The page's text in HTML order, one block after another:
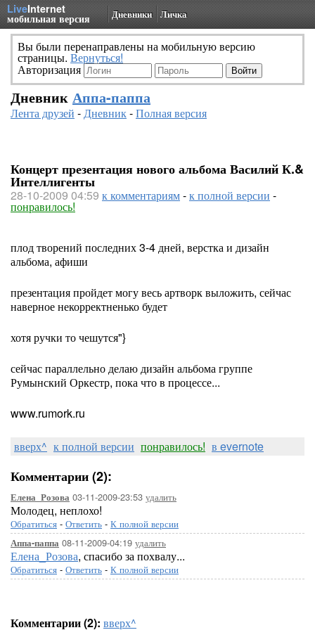
LiveInternet
мобильная версия Дневники Личка
Вы были перенаправлены на мобильную версию
страницы. Вернуться!
Авторизация
Дневник Аппа-паппа
Лента друзей -Дневник-Полная версия
Концерт презентация нового альбома Василий К.&
Интеллигенты
28-10-2009 04:59 к комментариям-к полной версии -
понравилось!
плод творений последних 3-4 дней, верстка и дизайн
альбома, афиши
презентация пройдет могу весь артворк выложить, сейчас
наверное некорректненько будет
хотя ручки то чешутся"}
сейчас параллельно делаю дизайн альбома группе
Румынский Оркестр, пока что в процессе...
www.rumork.ru
вверх^ к полной версии понравилось! в evernote
Комментарии (2):
Елена_Розова 03-11-2009-23:53 удалить
Молодец, неплохо!
Обратиться - Ответить - К полной версии
Аппа-паппа 08-11-2009-04:19 удалить
Елена_Розова, спасибо за похвалу...
Обратиться - Ответить - К полной версии
Комментарии (2): вверх^